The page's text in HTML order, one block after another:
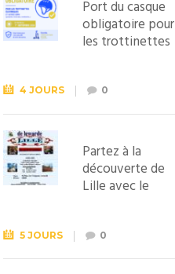
Port du casque
obligatoire pour
les trottinettes
septembre
2026
4 JOURS 0
Partez à la
découverte de
Lille avec le
Lewarde, le 26
septembre !
5 JOURS 0